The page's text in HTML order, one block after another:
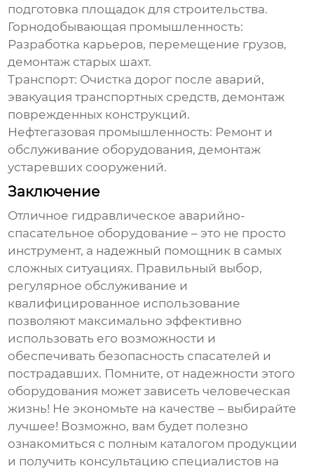
подготовка площадок для строительства.
Горнодобывающая промышленность:
Разработка карьеров, перемещение грузов,
демонтаж старых шахт.
Транспорт: Очистка дорог после аварий,
эвакуация транспортных средств, демонтаж
поврежденных конструкций.
Нефтегазовая промышленность: Ремонт и
обслуживание оборудования, демонтаж
устаревших сооружений.
Заключение
Отличное гидравлическое аварийно-
спасательное оборудование – это не просто
инструмент, а надежный помощник в самых
сложных ситуациях. Правильный выбор,
регулярное обслуживание и
квалифицированное использование
позволяют максимально эффективно
использовать его возможности и
обеспечивать безопасность спасателей и
пострадавших. Помните, от надежности этого
оборудования может зависеть человеческая
жизнь! Не экономьте на качестве – выбирайте
лучшее! Возможно, вам будет полезно
ознакомиться с полным каталогом продукции
и получить консультацию специалистов на